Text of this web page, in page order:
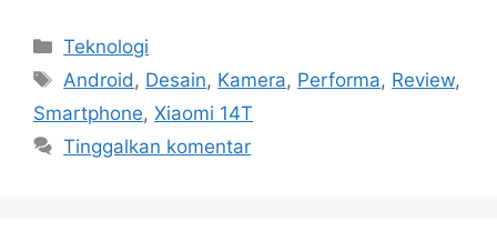
Kategori
Teknologi
Tag
Android, Desain, Kamera, Performa, Review,
Smartphone, Xiaomi 14T
Tinggalkan komentar